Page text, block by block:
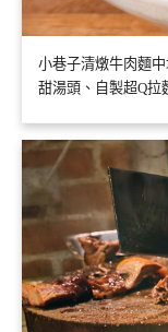
小巷子清燉牛肉麵
甜湯頭、自製超Q拉